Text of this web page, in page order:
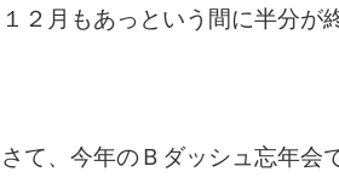
１２月もあっという間に半分が
さて、今年のＢダッシュ忘年会